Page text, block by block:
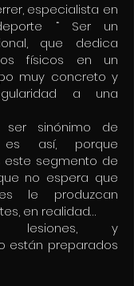
especialista en
“ Ser un
que dedica
físicos en un
muy concreto y
a una
ser sinónimo de
es así, porque
este segmento de
no espera que
le produzcan
en realidad…
lesiones, y
están preparados